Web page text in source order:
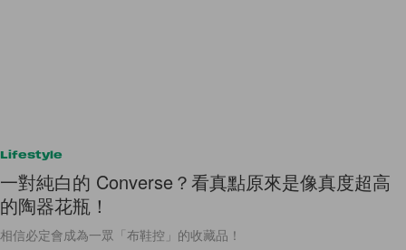
Lifestyle
一對純白的 Converse？看真點原來是像真度超高
的陶器花瓶！
相信必定會成為一眾「布鞋控」的收藏品！